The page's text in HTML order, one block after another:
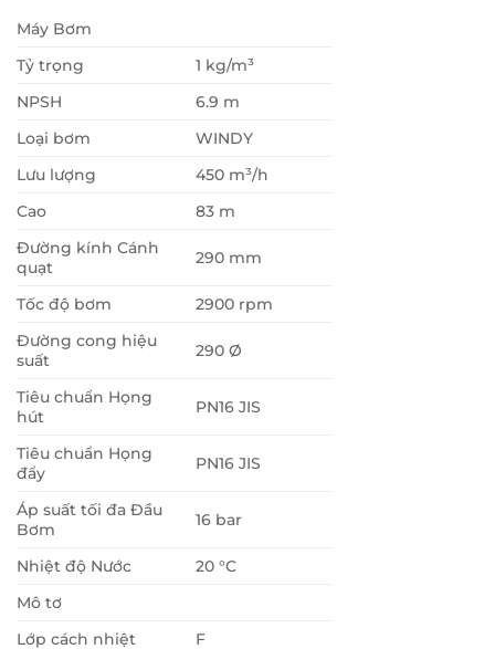
Máy Bơm
Tỷ trọng
1 kg/m³
NPSH
6.9 m
Loại bơm
WINDY
Lưu lượng
450 m³/h
Cao
83 m
Đường kính Cánh
quạt
290 mm
Tốc độ bơm
2900 rpm
Đường cong hiệu
suất
290 Ø
Tiêu chuẩn Họng
hút
PN16 JIS
Tiêu chuẩn Họng
đẩy
PN16 JIS
Áp suất tối đa Đầu
Bơm
16 bar
Nhiệt độ Nước
20 °C
Mô tơ
Lớp cách nhiệt
F